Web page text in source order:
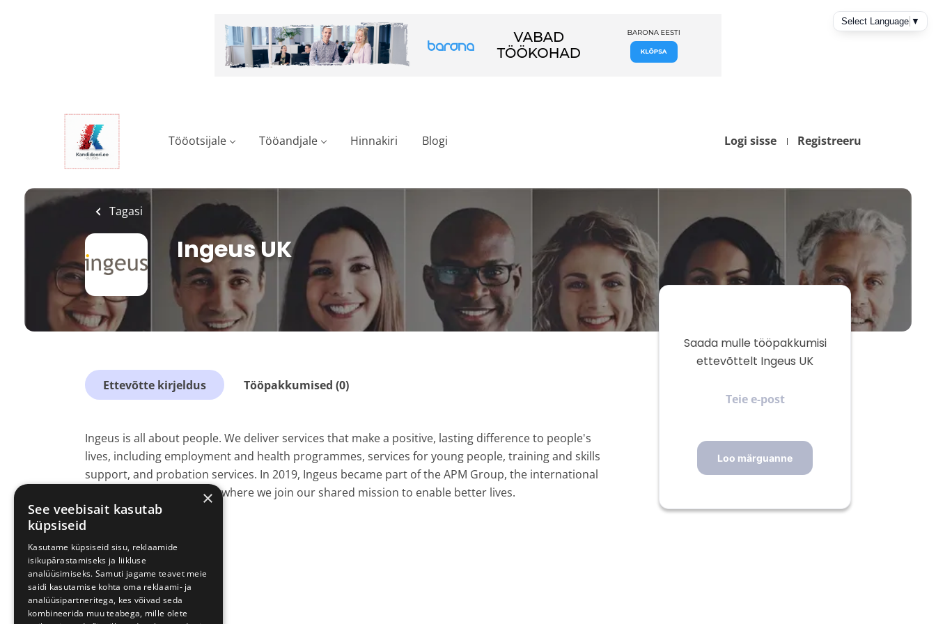
Logi sisse Registreeru
Tööotsijale Tööandjale Hinnakiri Blogi
Tagasi
Ingeus UK
Ettevõtte kirjeldus Tööpakkumised (0)
Ingeus is all about people. We deliver services that make a positive, lasting difference to people's
lives, including employment and health programmes, services for young people, training and skills
support, and probation services. In 2019, Ingeus became part of the APM Group, the international
human services provider, where we join our shared mission to enable better lives.
Saada mulle tööpakkumisi
ettevõttelt Ingeus UK
×
See veebisait kasutab
küpsiseid
Kasutame küpsiseid sisu, reklaamide
isikupärastamiseks ja liikluse
analüüsimiseks. Samuti jagame teavet meie
saidi kasutamise kohta oma reklaami- ja
analüüsipartneritega, kes võivad seda
kombineerida muu teabega, mille olete